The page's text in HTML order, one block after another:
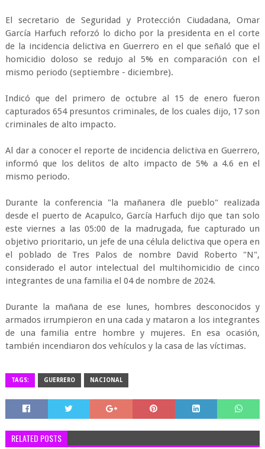
El secretario de Seguridad y Protección Ciudadana, Omar
García Harfuch reforzó lo dicho por la presidenta en el corte
de la incidencia delictiva en Guerrero en el que señaló que el
homicidio doloso se redujo al 5% en comparación con el
mismo periodo (septiembre - diciembre).
Indicó que del primero de octubre al 15 de enero fueron
capturados 654 presuntos criminales, de los cuales dijo, 17 son
criminales de alto impacto.
Al dar a conocer el reporte de incidencia delictiva en Guerrero,
informó que los delitos de alto impacto de 5% a 4.6 en el
mismo periodo.
Durante la conferencia "la mañanera dle pueblo" realizada
desde el puerto de Acapulco, García Harfuch dijo que tan solo
este viernes a las 05:00 de la madrugada, fue capturado un
objetivo prioritario, un jefe de una célula delictiva que opera en
el poblado de Tres Palos de nombre David Roberto "N",
considerado el autor intelectual del multihomicidio de cinco
integrantes de una familia el 04 de nombre de 2024.
Durante la mañana de ese lunes, hombres desconocidos y
armados irrumpieron en una cada y mataron a los integrantes
de una familia entre hombre y mujeres. En esa ocasión,
también incendiaron dos vehículos y la casa de las víctimas.
TAGS: GUERRERO NACIONAL
RELATED POSTS